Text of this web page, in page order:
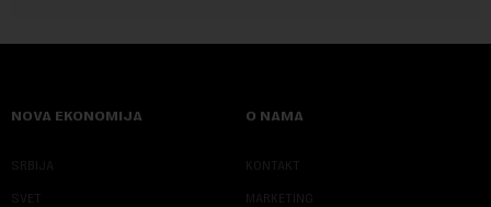
NOVA EKONOMIJA
SRBIJA
SVET
O NAMA
KONTAKT
MARKETING